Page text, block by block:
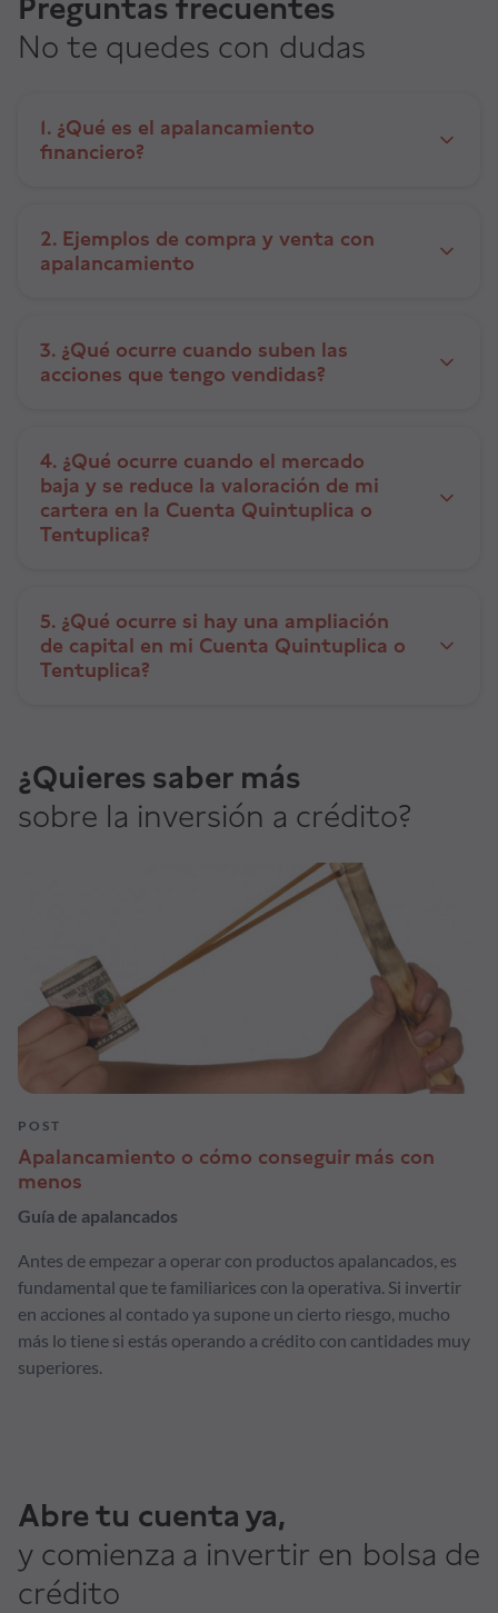
No te quedes con dudas
1. ¿Qué es el apalancamiento
financiero?
2. Ejemplos de compra y venta con
apalancamiento
3. ¿Qué ocurre cuando suben las
acciones que tengo vendidas?
4. ¿Qué ocurre cuando el mercado
baja y se reduce la valoración de mi
cartera en la Cuenta Quintuplica o
Tentuplica?
5. ¿Qué ocurre si hay una ampliación
de capital en mi Cuenta Quintuplica o
Tentuplica?
¿Quieres saber más
sobre la inversión a crédito?
POST
Apalancamiento o cómo conseguir más con
menos
Guía de apalancados
Antes de empezar a operar con productos apalancados, es
fundamental que te familiarices con la operativa. Si invertir
en acciones al contado ya supone un cierto riesgo, mucho
más lo tiene si estás operando a crédito con cantidades muy
superiores.
Abre tu cuenta ya,
y comienza a invertir en bolsa de
crédito